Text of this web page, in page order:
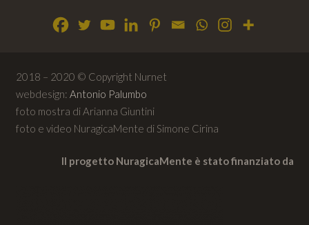
2018 – 2020 © Copyright Nurnet
webdesign: Antonio Palumbo
foto mostra di Arianna Giuntini
foto e video NuragicaMente di Simone Cirina
Il progetto NuragicaMente è stato finanziato da